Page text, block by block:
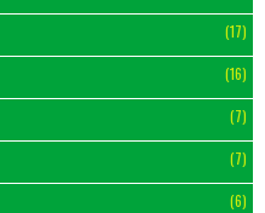
(17)
(16)
(7)
(7)
(6)